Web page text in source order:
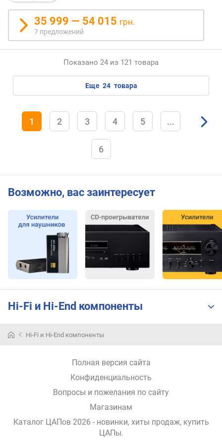
х
д
м
е
н
/
L
R
О
м
в
о
р
35 999 — 54 015 грн.
7 предложений
Показано 24 из 121 товара
еще 24 товара
1 2 3 4 5 ...
6
Возможно, вас заинтересует
Hi-Fi и Hi-End компоненты
Hi-Fi и Hi-End компоненты
Полная версия сайта
Конфиденциальность
Вопросы и пожелания по сайту
Магазинам
Каталог ЦАПов 2026 - новинки, хиты продаж, купить
ЦАПы.